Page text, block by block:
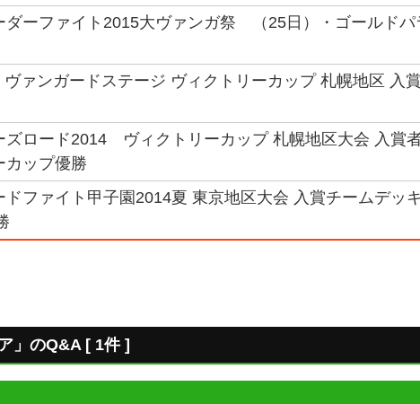
ダーファイト2015大ヴァンガ祭 （25日）・ゴールド
ヴァンガードステージ ヴィクトリーカップ 札幌地区
ズロード2014 ヴィクトリーカップ 札幌地区大会 入賞
カップ優勝
ドファイト甲子園2014夏 東京地区大会 入賞チームデッ
」のQ&A [ 1件 ]